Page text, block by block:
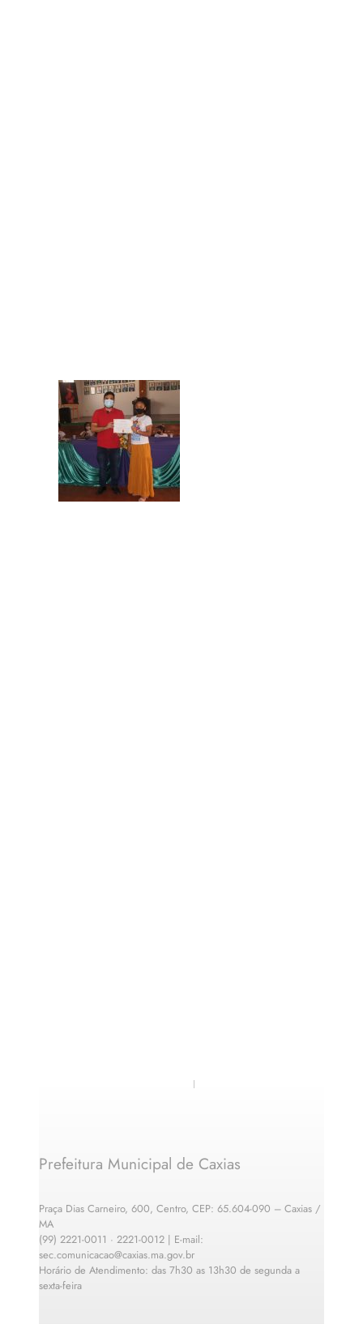
Prefeitura Municipal de Caxias
Praça Dias Carneiro, 600, Centro, CEP: 65.604-090 – Caxias /
MA
(99) 2221-0011 · 2221-0012 | E-mail:
sec.comunicacao@caxias.ma.gov.br
Horário de Atendimento: das 7h30 as 13h30 de segunda a
sexta-feira